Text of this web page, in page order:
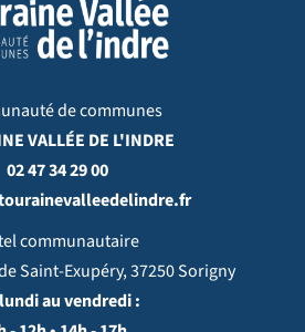
de communes
VALLÉE DE L'INDRE
02 47 34 29 00
communautaire
Saint-Exupéry, 37250 Sorigny
au vendredi :